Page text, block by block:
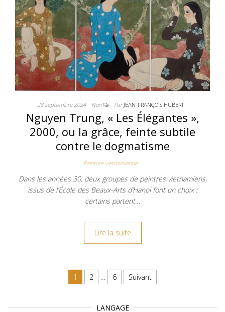
28 septembre 2024 Non ParJEAN-FRANÇOIS HUBERT
Nguyen Trung, « Les Élégantes »,
2000, ou la grâce, feinte subtile
contre le dogmatisme
Peinture vietnamienne
Dans les années 30, deux groupes de peintres vietnamiens,
issus de l’École des Beaux-Arts d’Hanoi font un choix :
certains partent…
Lire la suite
Navigation des articles
1 2 … 6 Suivant
LANGAGE